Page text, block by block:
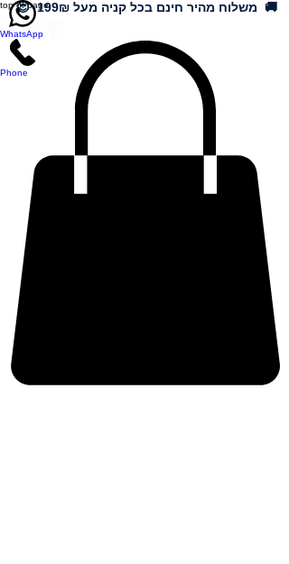
top of page 🚚 משלוח מהיר חינם בכל קניה מעל 199₪ 😍
WhatsApp
Phone